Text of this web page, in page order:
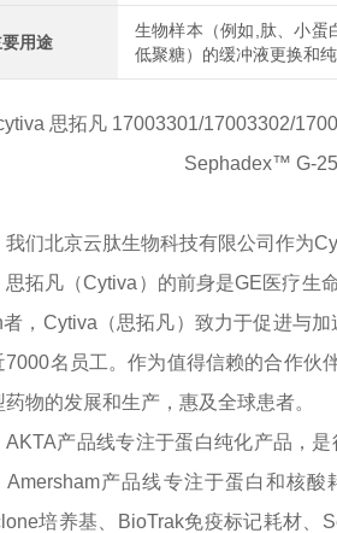
要用途
生物样本（例如,肽、小蛋
低聚糖）的缓冲液更换和
思拓凡 17003301/17003302/
Sephadex™ G-
我们北京云肽生物科技有限公司作为
思拓凡（Cytiva）的前身是GE医疗生
者， Cytiva（思拓凡）致力于促进与
7000名员工。作为值得信赖的合作伙
药物的发展和生产，惠及全球患者。
AKTA产品线专注于蛋白纯化产品，
Amersham产品线专注于蛋白和核
培养基、BioTrak免疫标记耗材、